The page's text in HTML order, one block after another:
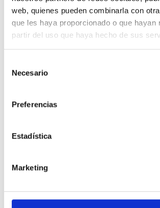
web, quienes pueden combinarla con
que les haya proporcionado o que hayan
partir del uso que haya hecho de sus
Necesario
Preferencias
Estadística
Marketing
TAMBIÉN TE PUEDE INTERESAR
Sistemas automáticos de medida de
aire ambiente con aprobación de tipo
Medidor de partículas PM 10 y PM 2.5